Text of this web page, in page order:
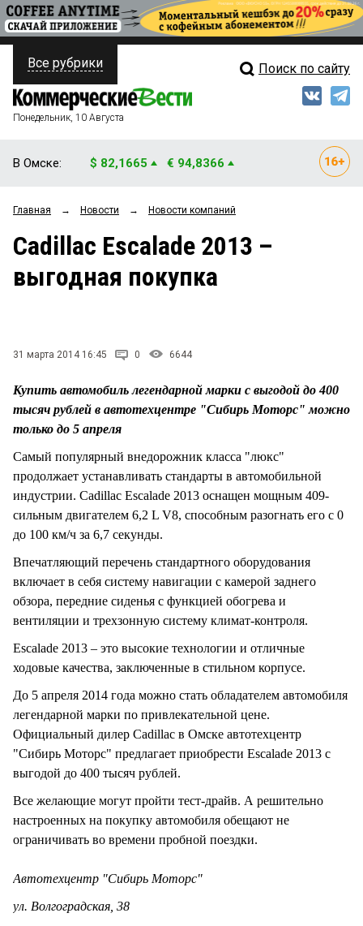
ПОЛИТИКА
ФИНАНСЫ
ОБЩЕСТВО
ЗАКОН
НОВОСТИ КОМПАНИЙ
СТИЛЬ ЖИЗНИ
Свежий выпуск
Мнения
Рейтинги
Блоги
Все рубрики Поиск по сайту
Понедельник, 10 Августа
В Омске: $ 82,1665 € 94,8366
Главная → Новости → Новости компаний
Cadillac Escalade 2013 –
выгодная покупка
31 марта 2014 16:45 0 6644
Купить автомобиль легендарной марки с выгодой до 400
тысяч рублей в автотехцентре "Сибирь Моторс" можно
только до 5 апреля
Самый популярный внедорожник класса "люкс"
продолжает устанавливать стандарты в автомобильной
индустрии. Cadillac Escalade 2013 оснащен мощным 409-
сильным двигателем 6,2 L V8, способным разогнать его с 0
до 100 км/ч за 6,7 секунды.
Впечатляющий перечень стандартного оборудования
включает в себя систему навигации с камерой заднего
обзора, передние сиденья с функцией обогрева и
вентиляции и трехзонную систему климат-контроля.
Escalade 2013 – это высокие технологии и отличные
ходовые качества, заключенные в стильном корпусе.
До 5 апреля 2014 года можно стать обладателем автомобиля
легендарной марки по привлекательной цене.
Официальный дилер Cadillac в Омске автотехцентр
"Сибирь Моторс" предлагает приобрести Escalade 2013 с
выгодой до 400 тысяч рублей.
Все желающие могут пройти тест-драйв. А решительно
настроенных на покупку автомобиля обещают не
ограничивать во времени пробной поездки.
Автотехцентр "Сибирь Моторс"
ул. Волгоградская, 38